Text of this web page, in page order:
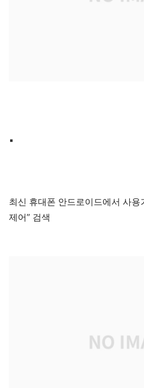
▪
최신 휴대폰 안드로이드에서 사용
제어” 검색